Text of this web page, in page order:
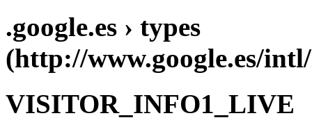
.google.es › types
(http://www.google.es/
VISITOR_INFO1_LIVE